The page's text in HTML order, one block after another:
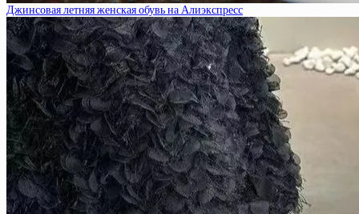
Джинсовая летняя женская обувь на Алиэкспресс